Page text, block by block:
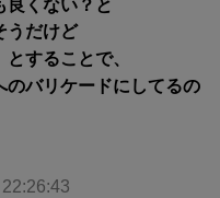
良くない？と
うだけど
することで、
のバリケードにしてるの